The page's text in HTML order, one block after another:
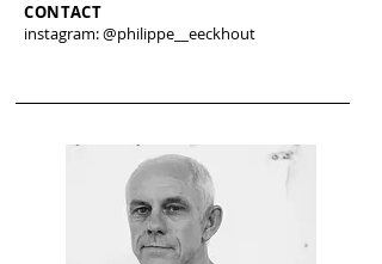
CONTACT
instagram: @philippe__eeckhout